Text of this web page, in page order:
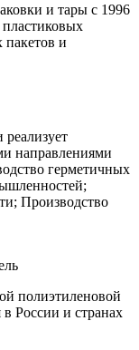
и тары с 1996
и
направлениями
герметичных
Производство
полиэтиленовой
в России и странах